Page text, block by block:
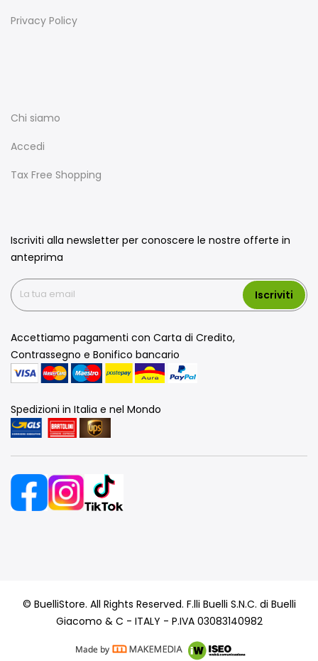
Privacy Policy
Chi siamo
Accedi
Tax Free Shopping
Iscriviti alla newsletter per conoscere le nostre offerte in
anteprima
Iscriviti
Accettiamo pagamenti con Carta di Credito,
Contrassegno e Bonifico bancario
Spedizioni in Italia e nel Mondo
© BuelliStore. All Rights Reserved. F.lli Buelli S.N.C. di Buelli
Giacomo & C - ITALY - P.IVA 03083140982